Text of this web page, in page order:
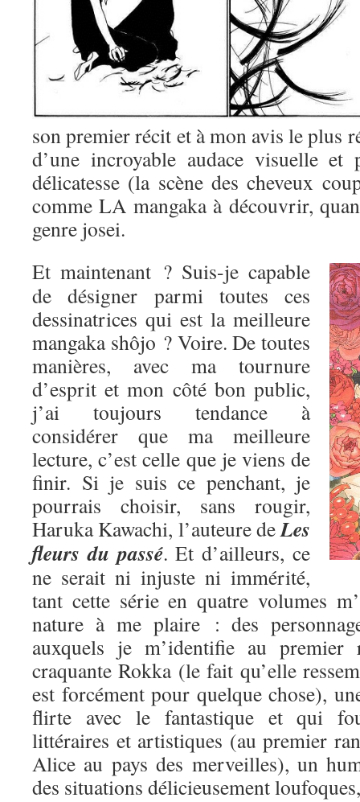
son premier récit et à mon avis le plus
d’une incroyable audace visuelle et
délicatesse (la scène des cheveux
comme LA mangaka à découvrir,
genre josei.
Et maintenant ? Suis-je capable
de désigner parmi toutes ces
dessinatrices qui est la meilleure
mangaka shôjo ? Voire. De toutes
manières, avec ma tournure
d’esprit et mon côté bon public,
j’ai toujours tendance à
considérer que ma meilleure
lecture, c’est celle que je viens de
finir. Si je suis ce penchant, je
pourrais choisir, sans rougir,
Haruka Kawachi, l’auteure deLes
fleurs du passé. Et d’ailleurs, ce
ne serait ni injuste ni immérité,
tant cette série en quatre volumes
nature à me plaire : des
auxquels je m’identifie au premier
craquante Rokka (le fait qu’elle
est forcément pour quelque chose),
flirte avec le fantastique et qui
littéraires et artistiques (au premier
Alice au pays des merveilles), un
des situations délicieusement